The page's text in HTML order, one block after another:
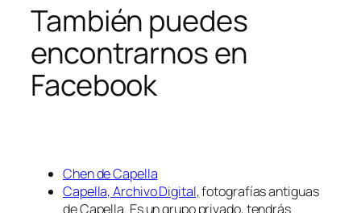
También puedes
encontrarnos en
Facebook
Chen de Capella
Capella, Archivo Digital,fotografías antiguas
de Capella. Es un grupo privado, tendrás